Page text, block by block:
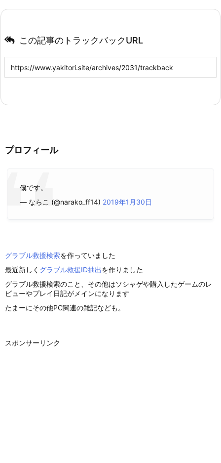
この記事のトラックバックURL
プロフィール
僕です。
— ならこ (@narako_ff14) 2019年1月30日
グラブル救援検索を作っていました
最近新しく グラブル救援ID抽出を作りました
グラブル救援検索のこと、その他はソシャゲや購入したゲームのレ
ビューやプレイ日記がメインになります
たまーにその他PC関連の雑記なども。
スポンサーリンク